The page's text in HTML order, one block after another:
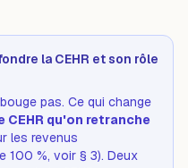
la CEHR et son rôle
pas. Ce qui change
CEHR qu'on retranche
les revenus
100 %, voir § 3). Deux